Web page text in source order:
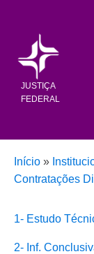
JUSTIÇA
FEDERAL
Início »
Contratações
1- Estudo
2- Inf.